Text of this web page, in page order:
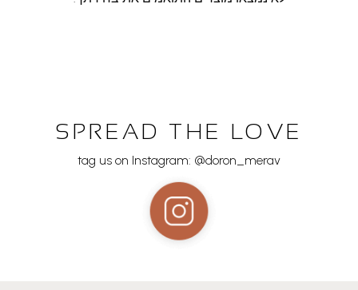
SPREAD THE LOVE
tag us on Instagram: @doron_merav